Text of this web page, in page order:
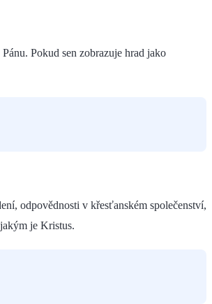
Pokud sen zobrazuje hrad jako
odpovědnosti v křesťanském společenství,
je Kristus.